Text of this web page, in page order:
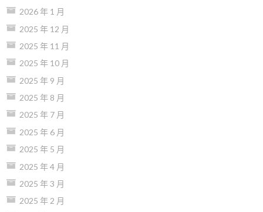
2026 年 1 月
2025 年 12 月
2025 年 11 月
2025 年 10 月
2025 年 9 月
2025 年 8 月
2025 年 7 月
2025 年 6 月
2025 年 5 月
2025 年 4 月
2025 年 3 月
2025 年 2 月